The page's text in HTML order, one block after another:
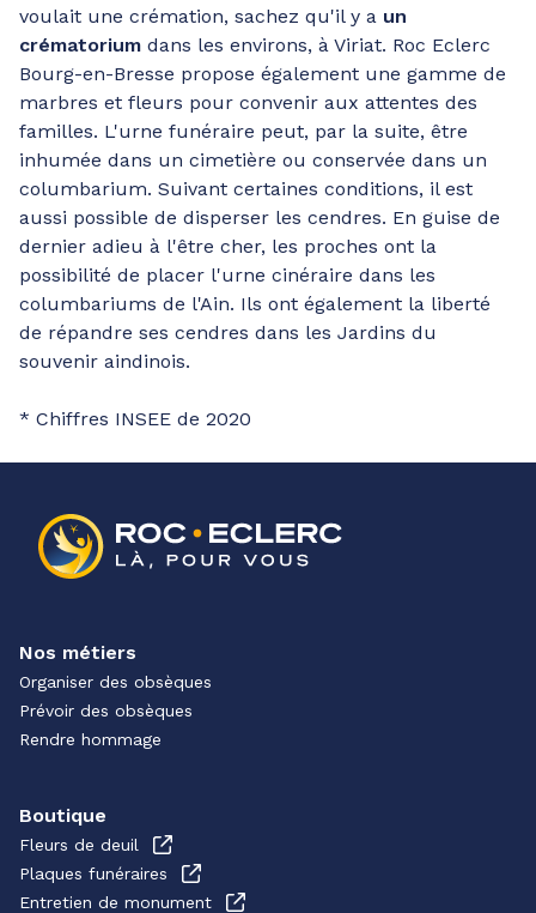
voulait une crémation, sachez qu'il y a un
crématorium dans les environs, à Viriat. Roc Eclerc
Bourg-en-Bresse propose également une gamme de
marbres et fleurs pour convenir aux attentes des
familles. L'urne funéraire peut, par la suite, être
inhumée dans un cimetière ou conservée dans un
columbarium. Suivant certaines conditions, il est
aussi possible de disperser les cendres. En guise de
dernier adieu à l'être cher, les proches ont la
possibilité de placer l'urne cinéraire dans les
columbariums de l'Ain. Ils ont également la liberté
de répandre ses cendres dans les Jardins du
souvenir aindinois.
* Chiffres INSEE de 2020
Nos métiers
Organiser des obsèques
Prévoir des obsèques
Rendre hommage
Boutique
Fleurs de deuil
Plaques funéraires
Entretien de monument